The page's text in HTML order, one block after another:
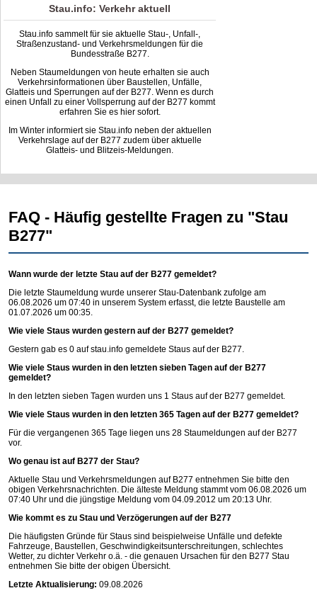
Stau.info: Verkehr aktuell
Stau.info sammelt für sie aktuelle Stau-, Unfall-,
Straßenzustand- und Verkehrsmeldungen für die
Bundesstraße B277.
Neben Staumeldungen von heute erhalten sie auch
Verkehrsinformationen über Baustellen, Unfälle,
Glatteis und Sperrungen auf der B277. Wenn es durch
einen Unfall zu einer Vollsperrung auf der B277 kommt
erfahren Sie es hier sofort.
Im Winter informiert sie Stau.info neben der aktuellen
Verkehrslage auf der B277 zudem über aktuelle
Glatteis- und Blitzeis-Meldungen.
FAQ - Häufig gestellte Fragen zu "Stau
B277"
Wann wurde der letzte Stau auf der B277 gemeldet?
Die letzte Staumeldung wurde unserer Stau-Datenbank zufolge am
06.08.2026 um 07:40 in unserem System erfasst, die letzte Baustelle am
01.07.2026 um 00:35.
Wie viele Staus wurden gestern auf der B277 gemeldet?
Gestern gab es 0 aufstau.info gemeldete Staus auf der B277.
Wie viele Staus wurden in den letzten sieben Tagen auf der B277
gemeldet?
In den letzten sieben Tagen wurden uns 1 Staus auf der B277 gemeldet.
Wie viele Staus wurden in den letzten 365 Tagen auf der B277 gemeldet?
Für die vergangenen 365 Tage liegen uns 28 Staumeldungen auf der B277
vor.
Wo genau ist auf B277 der Stau?
Aktuelle Stau und Verkehrsmeldungen auf B277 entnehmen Sie bitte den
obigen Verkehrsnachrichten. Die älteste Meldung stammt vom 06.08.2026 um
07:40 Uhr und die jüngstige Meldung vom 04.09.2012 um 20:13 Uhr.
Wie kommt es zu Stau und Verzögerungen auf der B277
Die häufigsten Gründe für Staus sind beispielweise Unfälle und defekte
Fahrzeuge, Baustellen, Geschwindigkeitsunterschreitungen, schlechtes
Wetter, zu dichter Verkehr o.ä. - die genauen Ursachen für den B277 Stau
entnehmen Sie bitte der obigen Übersicht.
Letzte Aktualisierung: 09.08.2026